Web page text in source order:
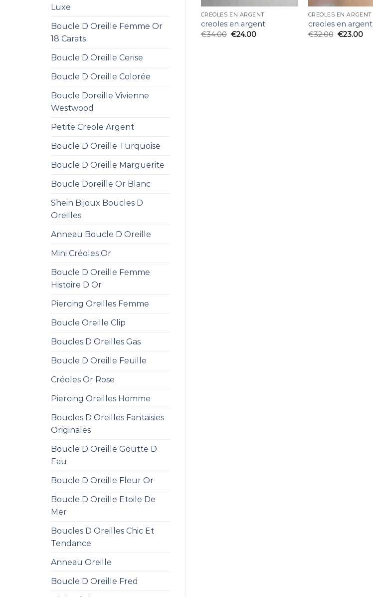
Luxe
Boucle D Oreille Femme Or
18 Carats
Boucle D Oreille Cerise
Boucle D Oreille Colorée
Boucle Doreille Vivienne
Westwood
Petite Creole Argent
Boucle D Oreille Turquoise
Boucle D Oreille Marguerite
Boucle Doreille Or Blanc
Shein Bijoux Boucles D
Oreilles
Anneau Boucle D Oreille
Mini Créoles Or
Boucle D Oreille Femme
Histoire D Or
Piercing Oreilles Femme
Boucle Oreille Clip
Boucles D Oreilles Gas
Boucle D Oreille Feuille
Créoles Or Rose
Piercing Oreilles Homme
Boucles D Oreilles Fantaisies
Originales
Boucle D Oreille Goutte D
Eau
Boucle D Oreille Fleur Or
Boucle D Oreille Etoile De
Mer
Boucles D Oreilles Chic Et
Tendance
Anneau Oreille
Boucle D Oreille Fred
CREOLES EN ARGENT
creoles en argent
€34.00 €24.00
CREOLES EN ARGENT
creoles en argent
€32.00 €23.00